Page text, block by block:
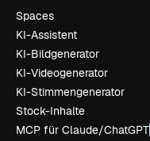
Spaces
KI-Assistent
KI-Bildgenerator
KI-Videogenerator
KI-Stimmengenerator
Stock-Inhalte
MCP für Claude/ChatGPT